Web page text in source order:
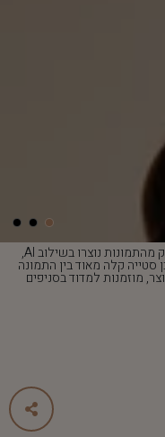
*חלק מהתמונות נוצרו בשילוב AI,
סטייה קלה מאוד בין התמונה
מוזמנות למדוד בסניפים